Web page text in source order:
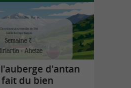
d'antan
du bien